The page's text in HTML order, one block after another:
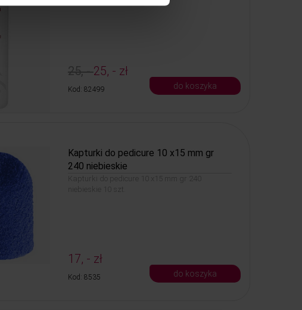
25, -25, - zł
Kod: 82499 do koszyka
Kapturki do pedicure 10 x15 mm gr
240 niebieskie
Kapturki do pedicure 10 x15 mm gr 240
niebieskie 10 szt.
17, - zł
Kod: 8535 do koszyka